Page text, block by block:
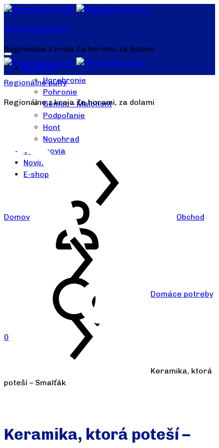
Regionálne pulty
Regionálne z kraja Za horami, za dolami
Regióny
Horehronie
Pohronie
Gemer – Malohont
Podpoľanie
Hont
Novohrad
Výrobcovia
Novinky
E-shop
Regionálne pulty
Regionálne z kraja Za horami, za dolami
0
Domov Obchod
Domáce potreby
Keramika, ktorá
poteší – Smalťák
Keramika, ktorá poteší –